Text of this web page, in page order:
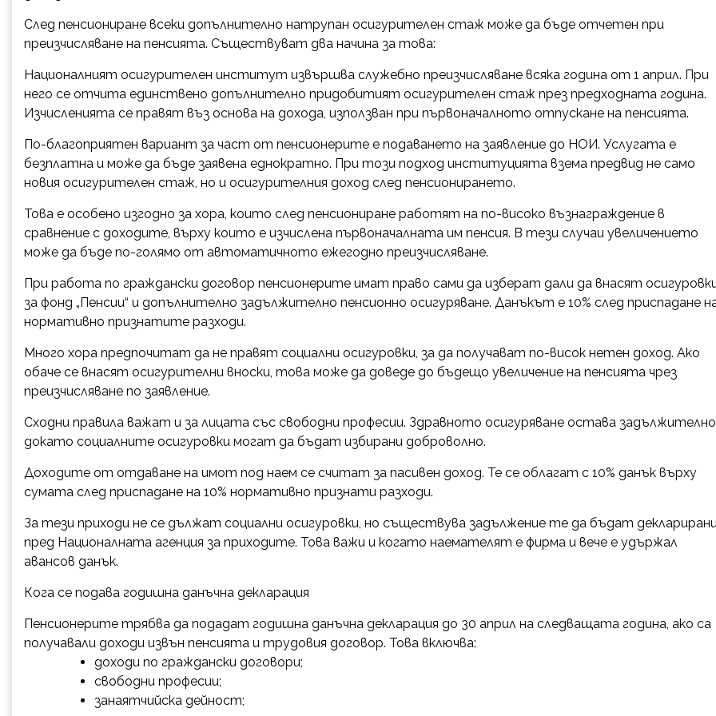
След пенсиониране всеки допълнително натрупан осигурителен стаж може да бъде отчетен при
преизчисляване на пенсията. Съществуват два начина за това:
Националният осигурителен институт извършва служебно преизчисляване всяка година от 1 април. При
него се отчита единствено допълнително придобитият осигурителен стаж през предходната година.
Изчисленията се правят въз основа на дохода, използван при първоначалното отпускане на пенсията.
По-благоприятен вариант за част от пенсионерите е подаването на заявление до НОИ. Услугата е
безплатна и може да бъде заявена еднократно. При този подход институцията взема предвид не само
новия осигурителен стаж, но и осигурителния доход след пенсионирането.
Това е особено изгодно за хора, които след пенсиониране работят на по-високо възнаграждение в
сравнение с доходите, върху които е изчислена първоначалната им пенсия. В тези случаи увеличението
може да бъде по-голямо от автоматичното ежегодно преизчисляване.
При работа по граждански договор пенсионерите имат право сами да изберат дали да внасят
за фонд „Пенсии“ и допълнително задължително пенсионно осигуряване. Данъкът е 10% след приспадане
нормативно признатите разходи.
Много хора предпочитат да не правят социални осигуровки, за да получават по-висок нетен доход. Ако
обаче се внасят осигурителни вноски, това може да доведе до бъдещо увеличение на пенсията чрез
преизчисляване по заявление.
Сходни правила важат и за лицата със свободни професии. Здравното осигуряване остава
докато социалните осигуровки могат да бъдат избирани доброволно.
Доходите от отдаване на имот под наем се считат за пасивен доход. Те се облагат с 10% данък върху
сумата след приспадане на 10% нормативно признати разходи.
За тези приходи не се дължат социални осигуровки, но съществува задължение те да бъдат
пред Националната агенция за приходите. Това важи и когато наемателят е фирма и вече е удържал
авансов данък.
Кога се подава годишна данъчна декларация
Пенсионерите трябва да подадат годишна данъчна декларация до 30 април на следващата година, ако са
получавали доходи извън пенсията и трудовия договор. Това включва:
доходи по граждански договори;
свободни професии;
занаятчийска дейност;